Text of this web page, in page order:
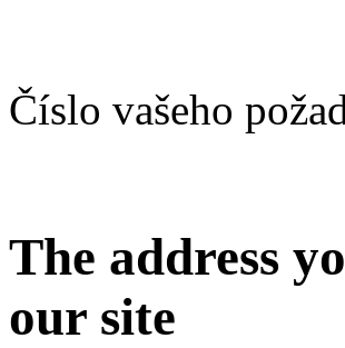
Číslo vašeho
The address
our site